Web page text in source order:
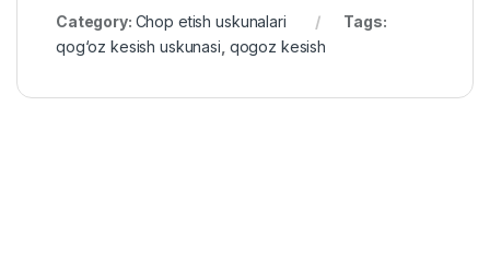
Category: Chop etish uskunalari
Tags:
qog‘oz kesish uskunasi qogoz kesish